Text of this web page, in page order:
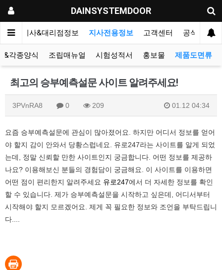
DAINSYSTEMDOOR
오 지사&대리점정보 지사전용정보 고객센터 공식블로그
&각종양식 조립매뉴얼 시험성적서 홍보물 제품도면류
최고의 승부예측설문 사이트 알려주세요!
3PVnRA8 0 209 01.12 04:34
요즘 승부예측설문에 관심이 많아졌어요. 하지만 어디서 정보를 얻어
야 할지 감이 안와서 당황스럽네요. 유로247라는 사이트를 알게 되었
는데, 정말 신뢰할 만한 사이트인지 궁금합니다. 어떤 정보를 제공하
나요? 이용해보신 분들의 경험담이 궁금해요. 이 사이트를 이용하면
어떤 점이 편리한지 알려주세요 유로247에서 더 자세한 정보를 확인
할 수 있습니다. 제가 승부예측설문을 시작하고 싶은데, 어디서부터
시작해야 할지 모르겠어요. 제게 꼭 필요한 정보와 조언을 부탁드립니
다....